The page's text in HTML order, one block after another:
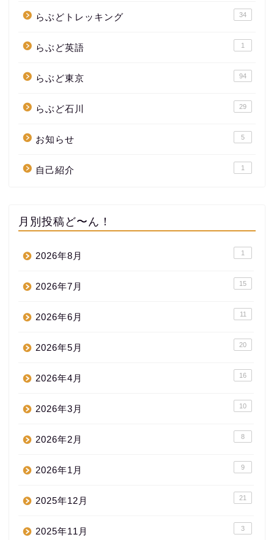
らぶどトレッキング 34
らぶど英語 1
らぶど東京 94
らぶど石川 29
お知らせ 5
自己紹介 1
月別投稿ど〜ん！
2026年8月 1
2026年7月 15
2026年6月 11
2026年5月 20
2026年4月 16
2026年3月 10
2026年2月 8
2026年1月 9
2025年12月 21
2025年11月 3